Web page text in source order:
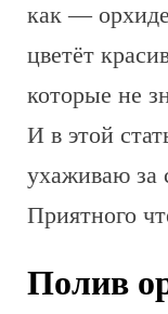
как —
цветёт
которые не
И в этой
ухаживаю за
Приятного
Полив